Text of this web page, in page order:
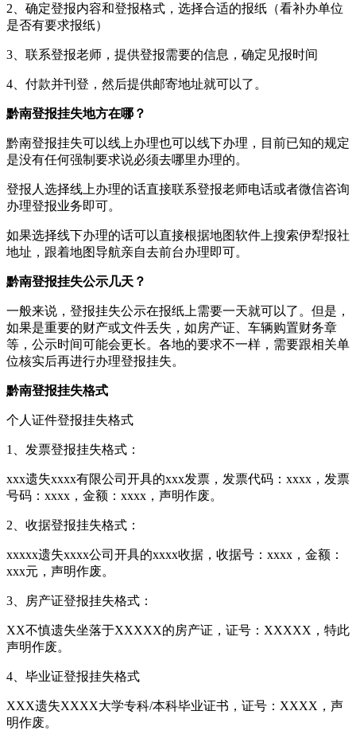
2、确定登报内容和登报格式，选择合适的报纸（看补办单位
是否有要求报纸）
3、联系登报老师，提供登报需要的信息，确定见报时间
4、付款并刊登，然后提供邮寄地址就可以了。
黔南登报挂失地方在哪？
黔南登报挂失可以线上办理也可以线下办理，目前已知的规定
是没有任何强制要求说必须去哪里办理的。
登报人选择线上办理的话直接联系登报老师电话或者微信咨询
办理登报业务即可。
如果选择线下办理的话可以直接根据地图软件上搜索伊犁报社
地址，跟着地图导航亲自去前台办理即可。
黔南登报挂失公示几天？
一般来说，登报挂失公示在报纸上需要一天就可以了。但是，
如果是重要的财产或文件丢失，如房产证、车辆购置财务章
等，公示时间可能会更长。各地的要求不一样，需要跟相关单
位核实后再进行办理登报挂失。
黔南登报挂失格式
个人证件登报挂失格式
1、发票登报挂失格式：
xxx遗失xxxx有限公司开具的xxx发票，发票代码：xxxx，发票
号码：xxxx，金额：xxxx，声明作废。
2、收据登报挂失格式：
xxxxx遗失xxxx公司开具的xxxx收据，收据号：xxxx，金额：
xxx元，声明作废。
3、房产证登报挂失格式：
XX不慎遗失坐落于XXXXX的房产证，证号：XXXXX，特此
声明作废。
4、毕业证登报挂失格式
XXX遗失XXXX大学专科/本科毕业证书，证号：XXXX，声
明作废。